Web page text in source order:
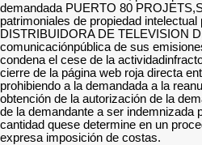
demandada PUERTO 80
patrimoniales de propiedad
DISTRIBUIDORA DE TELEVISION
comunicaciónpública de sus
condena el cese de la
cierre de la página web roja directa
prohibiendo a la demandada a la
obtención de la autorización de la
de la demandante a ser indemnizada
cantidad quese determine en un
expresa imposición de costas.